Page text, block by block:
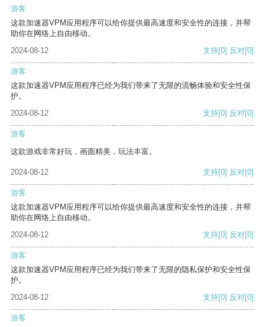
游客
这款加速器VPM应用程序可以给你提供最高速度和安全性的连接，并帮
助你在网络上自由移动。
2024-08-12
支持[0] 反对[0]
游客
这款加速器VPM应用程序已经为我们带来了无限的流畅体验和安全性保
护。
2024-08-12
支持[0] 反对[0]
游客
这款游戏非常好玩，画面精美，玩法丰富。
2024-08-12 支持[0] 反对[0]
游客
这款加速器VPM应用程序可以给你提供最高速度和安全性的连接，并帮
助你在网络上自由移动。
2024-08-12
支持[0] 反对[0]
游客
这款加速器VPM应用程序已经为我们带来了无限的隐私保护和安全性保
护。
2024-08-12
支持[0] 反对[0]
游客